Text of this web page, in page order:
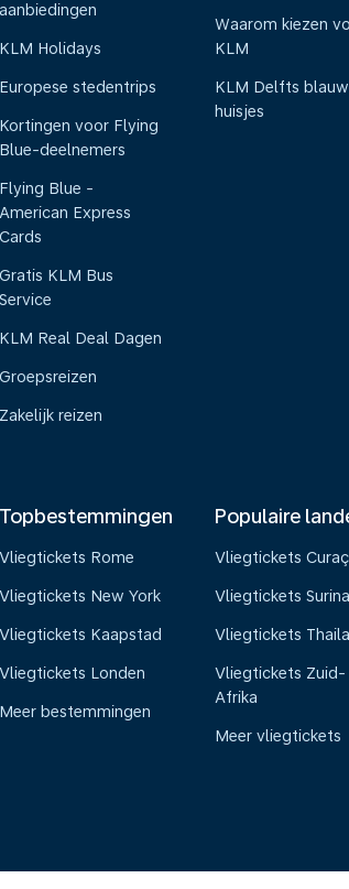
aanbiedingen
KLM Holidays
Europese stedentrips
Kortingen voor Flying
Blue-deelnemers
Flying Blue -
American Express
Cards
Gratis KLM Bus
Service
KLM Real Deal Dagen
Groepsreizen
Zakelijk reizen
Waarom kiezen
KLM
KLM Delfts
huisjes
Topbestemmingen
Vliegtickets Rome
Vliegtickets New York
Vliegtickets Kaapstad
Vliegtickets Londen
Meer bestemmingen
Populaire
Vliegtickets
Vliegtickets
Vliegtickets
Vliegtickets Zuid-
Afrika
Meer vliegtickets